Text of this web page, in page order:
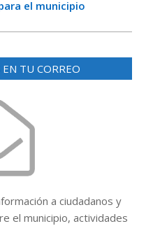
el municipio
TU CORREO
a ciudadanos y
el municipio, actividades